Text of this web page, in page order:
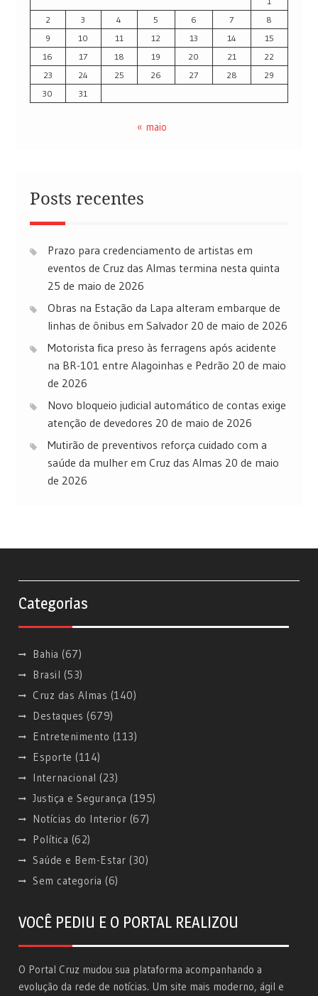
2
3 4 5 6 7
8
9
10 11 12 13 14
15
16
17 18 19 20 21
22
23
24 25 26 27 28
29
30
31
« maio
Posts recentes
Prazo para credenciamento de artistas em
eventos de Cruz das Almas termina nesta quinta
25 de maio de 2026
Obras na Estação da Lapa alteram embarque de
linhas de ônibus em Salvador 20 de maio de 2026
Motorista fica preso às ferragens após acidente
na BR-101 entre Alagoinhas e Pedrão 20 de maio
de 2026
Novo bloqueio judicial automático de contas exige
atenção de devedores 20 de maio de 2026
Mutirão de preventivos reforça cuidado com a
saúde da mulher em Cruz das Almas 20 de maio
de 2026
Categorias
Bahia (67)
Brasil (53)
Cruz das Almas (140)
Destaques (679)
Entretenimento (113)
Esporte (114)
Internacional (23)
Justiça e Segurança (195)
Notícias do Interior (67)
Política (62)
Saúde e Bem-Estar (30)
Sem categoria (6)
VOCÊ PEDIU E O PORTAL REALIZOU
O Portal Cruz mudou sua plataforma acompanhando a
evolução da rede de notícias. Um site mais moderno, ágil e